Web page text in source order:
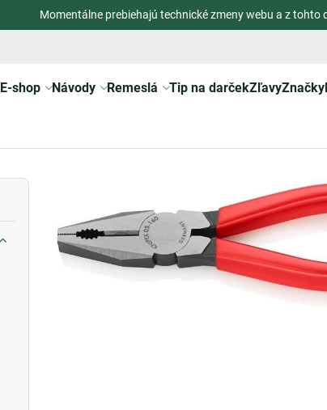
Momentálne prebiehajú technické zmeny webu a z
E-shop Návody Remeslá Tip na darčekZľavyZnačky